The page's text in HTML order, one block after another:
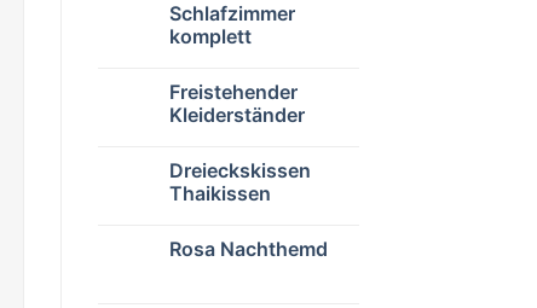
Schlafzimmer
komplett
Freistehender
Kleiderständer
Dreieckskissen
Thaikissen
Rosa Nachthemd